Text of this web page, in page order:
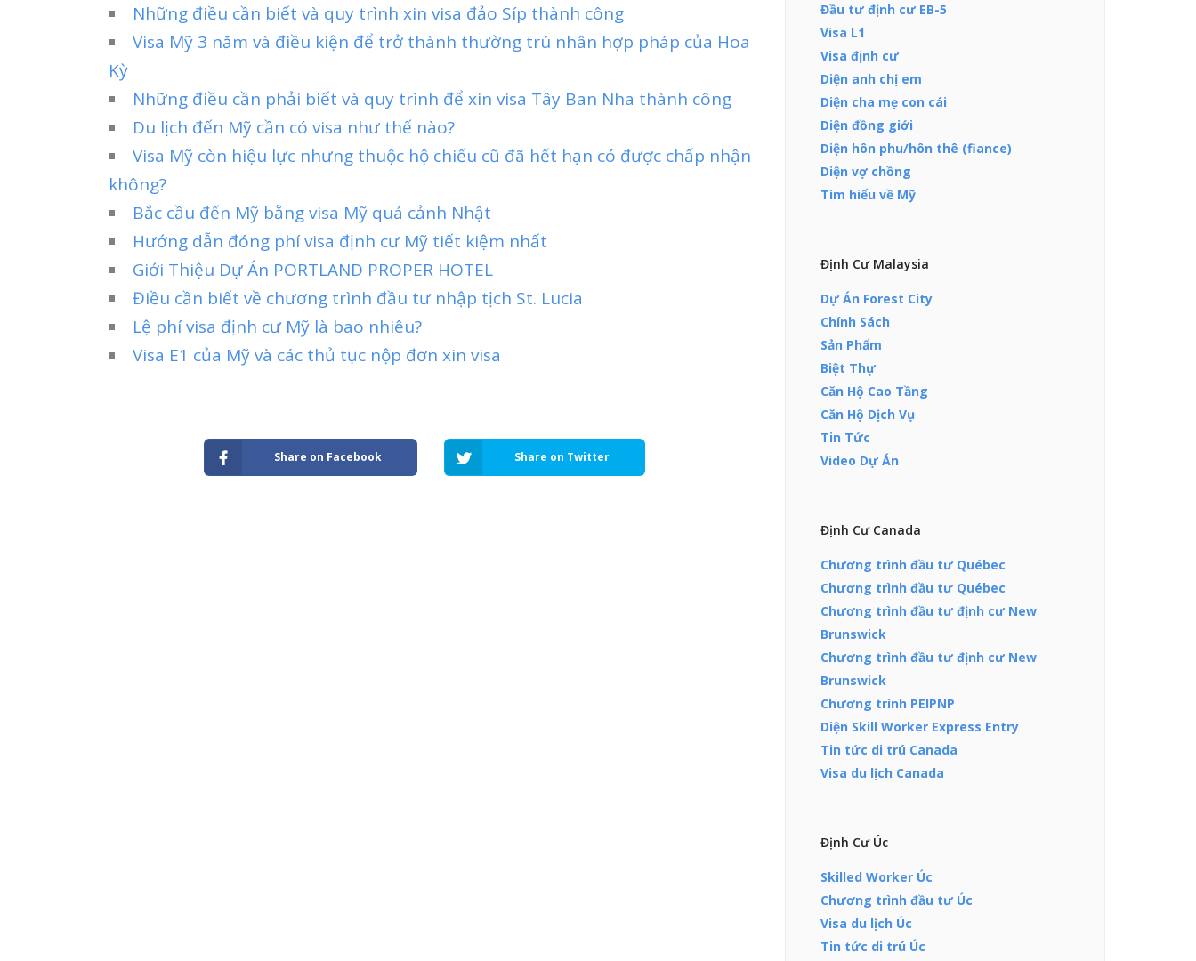
Những điều cần biết và quy trình xin visa đảo Síp thành công
Visa Mỹ 3 năm và điều kiện để trở thành thường trú nhân hợp pháp của Hoa
Kỳ
Những điều cần phải biết và quy trình để xin visa Tây Ban Nha thành công
Du lịch đến Mỹ cần có visa như thế nào?
Visa Mỹ còn hiệu lực nhưng thuộc hộ chiếu cũ đã hết hạn có được chấp nhận
không?
Bắc cầu đến Mỹ bằng visa Mỹ quá cảnh Nhật
Hướng dẫn đóng phí visa định cư Mỹ tiết kiệm nhất
Giới Thiệu Dự Án PORTLAND PROPER HOTEL
Điều cần biết về chương trình đầu tư nhập tịch St. Lucia
Lệ phí visa định cư Mỹ là bao nhiêu?
Visa E1 của Mỹ và các thủ tục nộp đơn xin visa
Share on Facebook Share on Twitter
Đầu tư định cư EB-5
Visa L1
Visa định cư
Diện anh chị em
Diện cha mẹ con cái
Diện đồng giới
Diện hôn phu/hôn thê (fiance)
Diện vợ chồng
Tìm hiểu về Mỹ
Định Cư Malaysia
Dự Án Forest City
Chính Sách
Sản Phẩm
Biệt Thự
Căn Hộ Cao Tầng
Căn Hộ Dịch Vụ
Tin Tức
Video Dự Án
Định Cư Canada
Chương trình đầu tư Québec
Chương trình đầu tư Québec
Chương trình đầu tư định cư New
Brunswick
Chương trình đầu tư định cư New
Brunswick
Chương trình PEIPNP
Diện Skill Worker Express Entry
Tin tức di trú Canada
Visa du lịch Canada
Định Cư Úc
Skilled Worker Úc
Chương trình đầu tư Úc
Visa du lịch Úc
Tin tức di trú Úc